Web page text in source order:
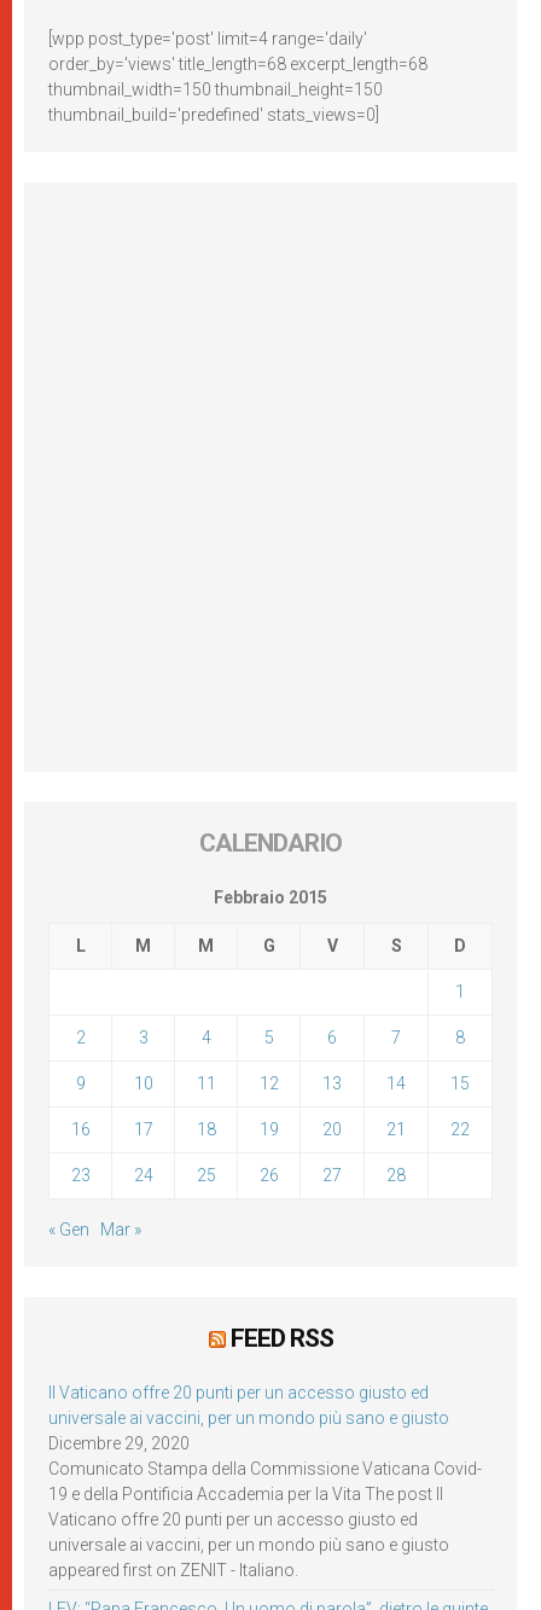
[wpp post_type='post' limit=4 range='daily'
order_by='views' title_length=68 excerpt_length=68
thumbnail_width=150 thumbnail_height=150
thumbnail_build='predefined' stats_views=0]
CALENDARIO
Febbraio 2015
L M M G V S D
1
2 3 4 5 6 7 8
9 10 11 12 13 14 15
16 17 18 19 20 21 22
23 24 25 26 27 28
« Gen Mar »
FEED RSS
Il Vaticano offre 20 punti per un accesso giusto ed
universale ai vaccini, per un mondo più sano e giusto
Dicembre 29, 2020
Comunicato Stampa della Commissione Vaticana Covid-
19 e della Pontificia Accademia per la Vita The post Il
Vaticano offre 20 punti per un accesso giusto ed
universale ai vaccini, per un mondo più sano e giusto
appeared first on ZENIT - Italiano.